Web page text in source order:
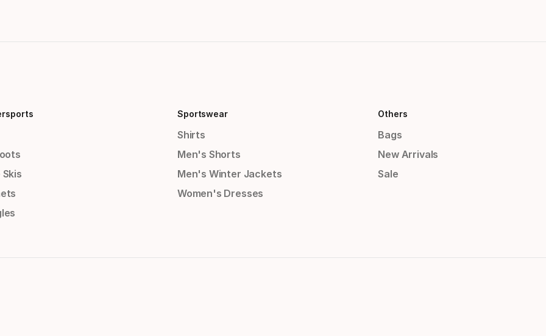
Skis
Sportswear
Shirts
Men's Shorts
Men's Winter Jackets
Women's Dresses
Others
Bags
New Arrivals
Sale